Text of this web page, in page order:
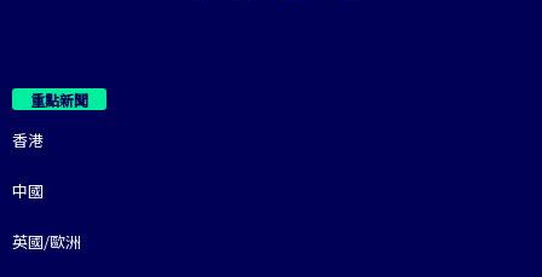
重點新聞
香港
中國
英國/歐洲